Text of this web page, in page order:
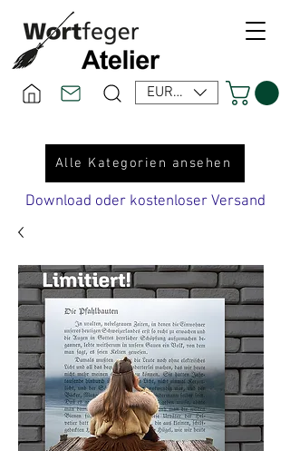
EUR (€)
Alle Kategorien ansehen
Download oder kostenloser Versand